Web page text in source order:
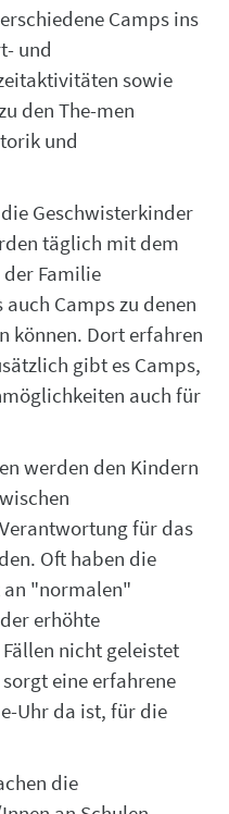
Camps ins
und
sowie
den The-men
und
Geschwisterkinder
täglich mit dem
Familie
Camps zu denen
können. Dort erfahren
gibt es Camps,
auch für
werden den Kindern
für das
Oft haben die
"normalen"
erhöhte
nicht geleistet
eine erfahrene
Uhr da ist, für die
die